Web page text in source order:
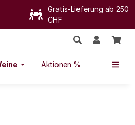
Gratis-Lieferung ab 250
CHF
Aktionen %